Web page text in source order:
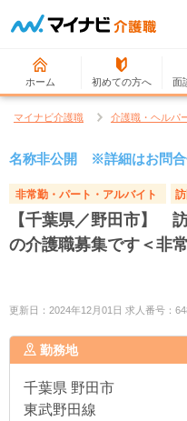
ホーム 初めての方へ 面
マイナビ介護職 介護職・ヘルパ
名称非公開 ※詳細はお問合
非常勤・パート・アルバイト
【千葉県／野田市】
の介護職募集です＜非
更新日：2024年12月01日 求人番号：
勤務地
千葉県 野田市
東武野田線